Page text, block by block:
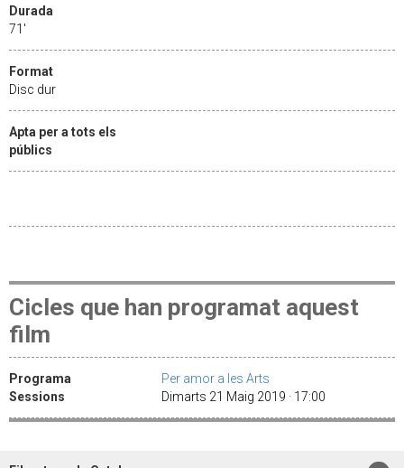
Durada
71'
Format
Disc dur
Apta per a tots els
públics
Cicles que han programat aquest
film
Programa
Per amor a les Arts
Sessions
Dimarts 21 Maig 2019 · 17:00